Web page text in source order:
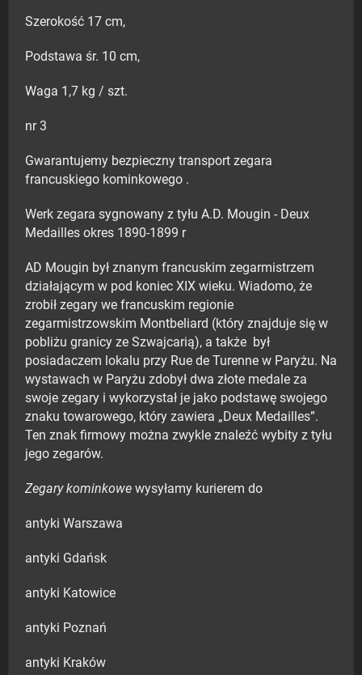
Szerokość 17 cm,
Podstawa śr. 10 cm,
Waga 1,7 kg / szt.
nr 3
Gwarantujemy bezpieczny transport zegara
francuskiego kominkowego .
Werk zegara sygnowany z tyłu A.D. Mougin - Deux
Medailles okres 1890-1899 r
AD Mougin był znanym francuskim zegarmistrzem
działającym w pod koniec XIX wieku. Wiadomo, że
zrobił zegary we francuskim regionie
zegarmistrzowskim Montbeliard (który znajduje się w
pobliżu granicy ze Szwajcarią), a także był
posiadaczem lokalu przy Rue de Turenne w Paryżu. Na
wystawach w Paryżu zdobył dwa złote medale za
swoje zegary i wykorzystał je jako podstawę swojego
znaku towarowego, który zawiera „Deux Medailles”.
Ten znak firmowy można zwykle znaleźć wybity z tyłu
jego zegarów.
Zegary kominkowe wysyłamy kurierem do
antyki Warszawa
antyki Gdańsk
antyki Katowice
antyki Poznań
antyki Kraków